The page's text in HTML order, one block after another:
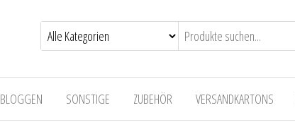
BLOGGEN SONSTIGE ZUBEHÖR VERSANDKARTONS